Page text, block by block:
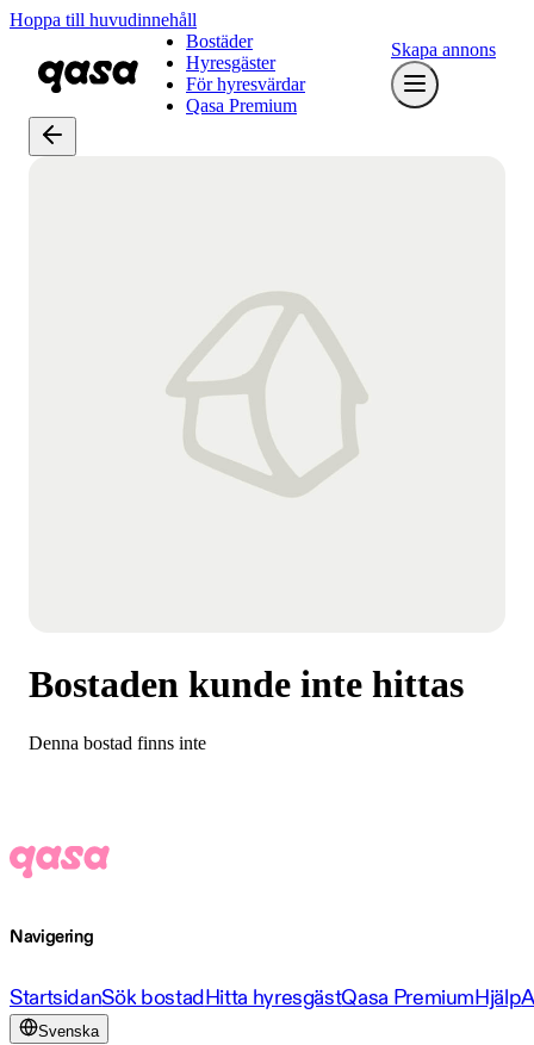
Hoppa till huvudinnehåll
Bostäder
Hyresgäster
För hyresvärdar
Qasa Premium
Skapa annons
Bostaden kunde inte hittas
Denna bostad finns inte
Navigering
StartsidanSök bostadHitta hyresgästQasa PremiumHjälp
Svenska